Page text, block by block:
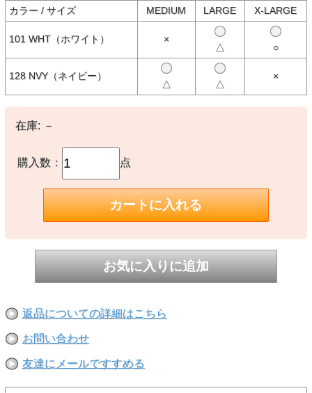
【商品説明】
BUZZ RICKSON'S（バズリクソンズ）のミリタリープリントTシャ
柔らかな肌触りのコットン100％日本製ボディは両脇に縫い目がなく
着心地の良い丸胴仕様。首周りがへたれにくいバインダーネック。
○コットン100％
○日本製
※撮影時の環境やご使用のPCモニター等の環境により実際の色味と
多少異なる場合があります。
※当店取扱い商品は一部店頭在庫と共有をしております。
生し、やむをえずご注文をキャンセルさせていただく場合がございま
す。完売や欠品の場合は大変ご迷惑をおかけしますが、予めご了承の
うえ注文いただきますようお願い申し上げます。
カラー / サイズ MEDIUM LARGE X-LARGE
101 WHT（ホワイト）
×
△
○
128 NVY（ネイビー）
△
△
×
在庫: －
購入数： 点
返品についての詳細はこちら
お問い合わせ
友達にメールですすめる